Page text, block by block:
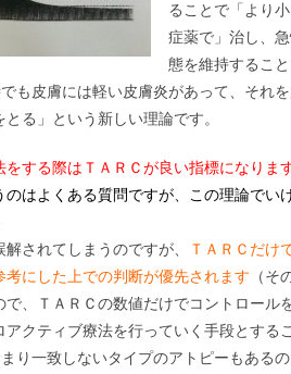
ることで「より
症薬で」治し、
態を維持するこ
も皮膚には軽い皮膚炎があって、それ
る」という新しい理論です。
する際はＴＡＲＣが良い指標になります
はよくある質問ですが、この理論でい
されてしまうのですが、
ＴＡＲＣだけ
にした上での判断が優先されます （そ
、ＴＡＲＣの数値だけでコントロール
アクティブ療法を行っていく手段とする
り一致しないタイプのアトピーもある